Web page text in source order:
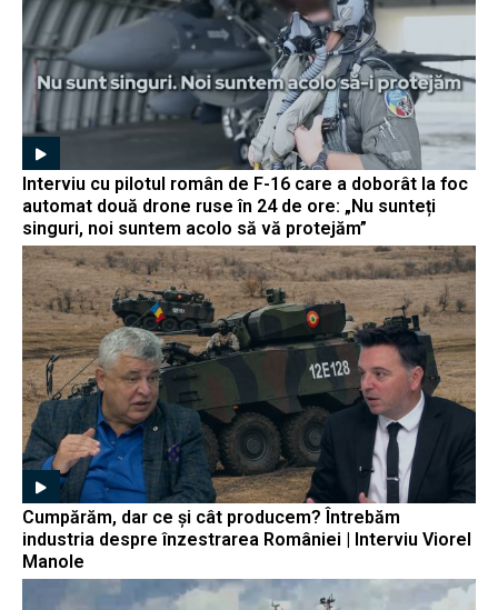
Interviu cu pilotul român de F-16 care a doborât la foc
automat două drone ruse în 24 de ore: „Nu sunteți
singuri, noi suntem acolo să vă protejăm”
Cumpărăm, dar ce și cât producem? Întrebăm
industria despre înzestrarea României | Interviu Viorel
Manole